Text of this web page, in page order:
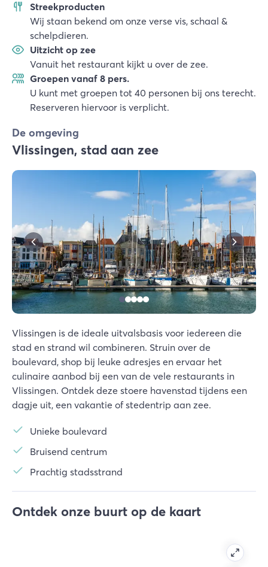
Streekproducten
Wij staan bekend om onze verse vis, schaal &
schelpdieren.
Uitzicht op zee
Vanuit het restaurant kijkt u over de zee.
Groepen vanaf 8 pers.
U kunt met groepen tot 40 personen bij ons terecht.
Reserveren hiervoor is verplicht.
De omgeving
Vlissingen, stad aan zee
Vlissingen is de ideale uitvalsbasis voor iedereen die
stad en strand wil combineren. Struin over de
boulevard, shop bij leuke adresjes en ervaar het
culinaire aanbod bij een van de vele restaurants in
Vlissingen. Ontdek deze stoere havenstad tijdens een
dagje uit, een vakantie of stedentrip aan zee.
Unieke boulevard
Bruisend centrum
Prachtig stadsstrand
Ontdek onze buurt op de kaart